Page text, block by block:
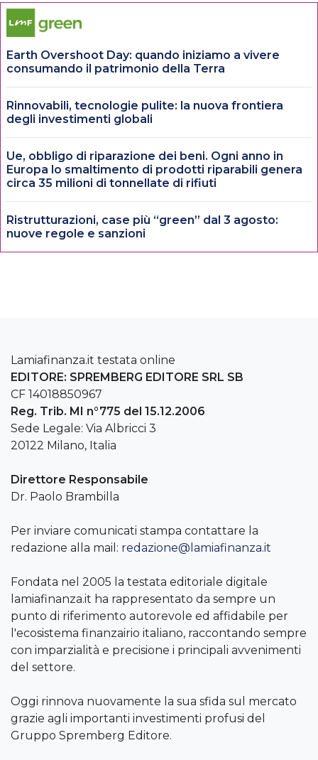
Earth Overshoot Day: quando iniziamo a vivere
consumando il patrimonio della Terra
Rinnovabili, tecnologie pulite: la nuova frontiera
degli investimenti globali
Ue, obbligo di riparazione dei beni. Ogni anno in
Europa lo smaltimento di prodotti riparabili genera
circa 35 milioni di tonnellate di rifiuti
Ristrutturazioni, case più “green” dal 3 agosto:
nuove regole e sanzioni
Lamiafinanza.it testata online
EDITORE: SPREMBERG EDITORE SRL SB
CF 14018850967
Reg. Trib. MI n°775 del 15.12.2006
Sede Legale: Via Albricci 3
20122 Milano, Italia
Direttore Responsabile
Dr. Paolo Brambilla
Per inviare comunicati stampa contattare la
redazione alla mail: redazione@lamiafinanza.it
Fondata nel 2005 la testata editoriale digitale
lamiafinanza.it ha rappresentato da sempre un
punto di riferimento autorevole ed affidabile per
l'ecosistema finanzairio italiano, raccontando sempre
con imparzialità e precisione i principali avvenimenti
del settore.
Oggi rinnova nuovamente la sua sfida sul mercato
grazie agli importanti investimenti profusi del
Gruppo Spremberg Editore.